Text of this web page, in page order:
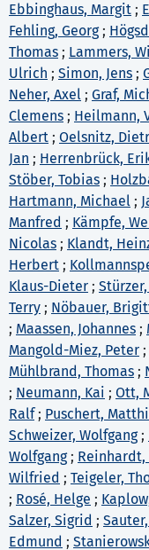
Ebbinghaus, Margit ;
Fehling, Georg;
Thomas ; Lammers,
Ulrich ; Simon, Jens ;
Neher, Axel ; Graf,
Clemens ; Heilmann,
Albert ; Oelsnitz,
Jan ; Herrenbrück,
Stöber, Tobias ;
Hartmann, Michael ;
Manfred ; Kämpfe,
Nicolas ; Klandt,
Herbert ;
Klaus-Dieter ;
Terry ; Nöbauer,
; Maassen, Johannes ;
Mangold-Miez, Peter ;
Mühlbrand, Thomas ;
; Neumann, Kai ; Ott,
Ralf; Puschert,
Schweizer, Wolfgang;
Wolfgang; Reinhardt,
Wilfried ; Teigeler,
; Rosé, Helge ;
Salzer, Sigrid ;
Edmund ;